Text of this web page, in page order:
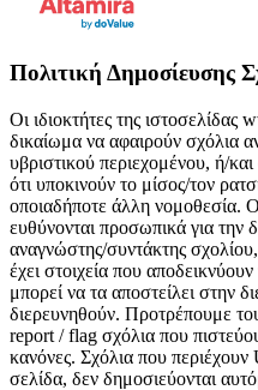
Πολιτική Δημοσίευσης
Οι ιδιοκτήτες της
δικαίωμα να αφαιρούν σχόλια
υβριστικού περιεχομένου, ή/
ότι υποκινούν το μίσος/τον
οποιαδήποτε άλλη νομοθεσία.
ευθύνονται προσωπικά για την
αναγνώστης/συντάκτης σχολίου,
έχει στοιχεία που
μπορεί να τα αποστείλει στην
διερευνηθούν. Προτρέπουμε
report / flag σχόλια που
κανόνες. Σχόλια που
σελίδα, δεν δημοσιεύονται